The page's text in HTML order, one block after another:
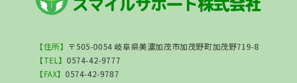
【住所】 〒505-0054 岐阜県美濃加茂市加茂野町加茂野719-8
【TEL】 0574-42-9777
【FAX】 0574-42-9787